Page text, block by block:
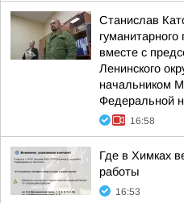
Станислав
вместе с
Ленинского
начальником
Федеральной
16:58
Где в Химках
работы
16:53